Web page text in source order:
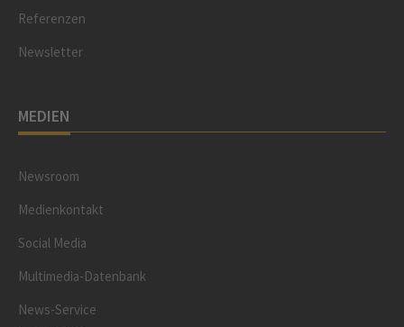
Referenzen
Newsletter
MEDIEN
Newsroom
Medienkontakt
Social Media
Multimedia-Datenbank
News-Service